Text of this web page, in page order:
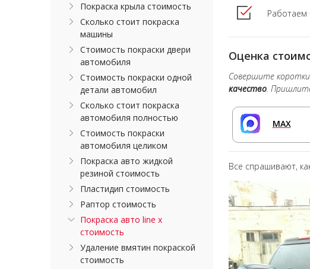
Работаем
Оценка
Совершите
качество.
MAX
Все спрашивают,
Покраска крыла стоимость
Сколько стоит покраска
машины
Стоимость покраски двери
автомобиля
Стоимость покраски одной
детали автомобил
Сколько стоит покраска
автомобиля полностью
Стоимость покраски
автомобиля целиком
Покраска авто жидкой
резиной стоимость
Пластидип стоимость
Раптор стоимость
Покраска авто line x
стоимость
Удаление вмятин покраской
стоимость